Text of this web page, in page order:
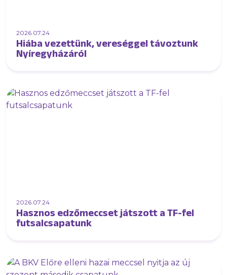
2026.07.24
Hiába vezettünk, vereséggel távoztunk
Nyíregyházáról
2026.07.24
Hasznos edzőmeccset játszott a TF-fel
futsalcsapatunk